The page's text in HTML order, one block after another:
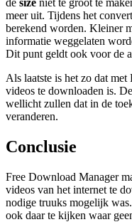
meer uit. Tijdens het
berekend worden. Kleiner
informatie weggelaten
Dit punt geldt ook voor de
Als laatste is het zo dat
videos te downloaden is.
wellicht zullen dat in de
veranderen.
Conclusie
Free Download Manager
videos van het internet te
nodige truuks mogelijk
ook daar te kijken waar